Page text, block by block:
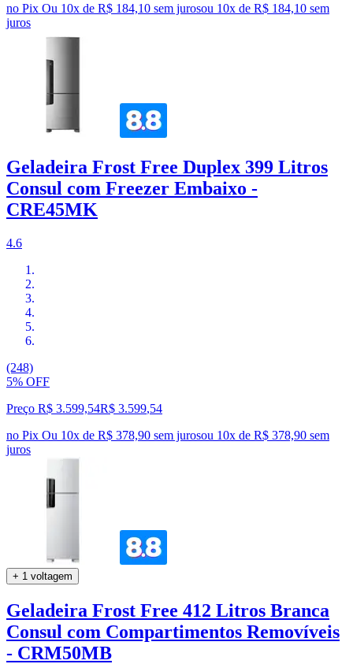
no Pix Ou 10x de R$ 184,10 sem jurosou 10x de R$ 184,10 sem
juros
Geladeira Frost Free Duplex 399 Litros
Consul com Freezer Embaixo -
CRE45MK
4.6
(248)
5% OFF
Preço R$ 3.599,54R$ 3.599,54
no Pix Ou 10x de R$ 378,90 sem jurosou 10x de R$ 378,90 sem
juros
+ 1 voltagem
Geladeira Frost Free 412 Litros Branca
Consul com Compartimentos Removíveis
- CRM50MB